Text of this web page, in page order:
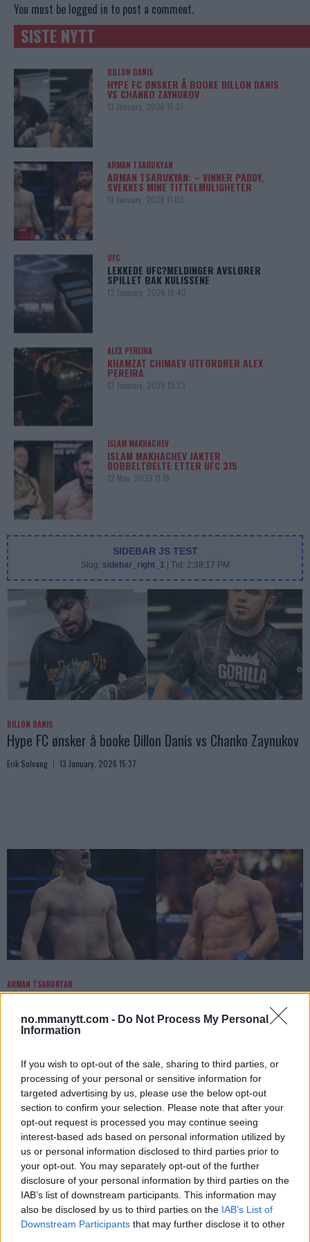
no.mmanytt.com - Do Not Process My Personal
Information
If you wish to opt-out of the sale, sharing to third parties, or
processing of your personal or sensitive information for
targeted advertising by us, please use the below opt-out
section to confirm your selection. Please note that after your
opt-out request is processed you may continue seeing
interest-based ads based on personal information utilized by
us or personal information disclosed to third parties prior to
your opt-out. You may separately opt-out of the further
disclosure of your personal information by third parties on the
IAB’s list of downstream participants. This information may
also be disclosed by us to third parties on the IAB’s List of
Downstream Participants that may further disclose it to other
You must be logged in to post a comment.
SISTE NYTT
DILLON DANIS
HYPE FC ØNSKER Å BOOKE DILLON DANIS
VS CHANKO ZAYNUKOV
13 January, 2026 15:37
ARMAN TSARUKYAN
ARMAN TSARUKYAN: – VINNER PADDY,
SVEKKES MINE TITTELMULIGHETER
13 January, 2026 11:02
UFC
LEKKEDE UFC?MELDINGER AVSLØRER
SPILLET BAK KULISSENE
12 January, 2026 18:40
ALEX PEREIRA
KHAMZAT CHIMAEV UTFORDRER ALEX
PEREIRA
12 January, 2026 13:23
ISLAM MAKHACHEV
ISLAM MAKHACHEV JAKTER
DOBBELTBELTE ETTER UFC 315
12 May, 2025 11:19
SIDEBAR JS TEST
Slug: sidebar_right_1 | Tid: 2:38:17 PM
DILLON DANIS
Hype FC ønsker å booke Dillon Danis vs Chanko Zaynukov
Erik Solvang 13 January, 2026 15:37
ARMAN TSARUKYAN
Arman Tsarukyan: – Vinner Paddy, svekkes mine
tittelmuligheter